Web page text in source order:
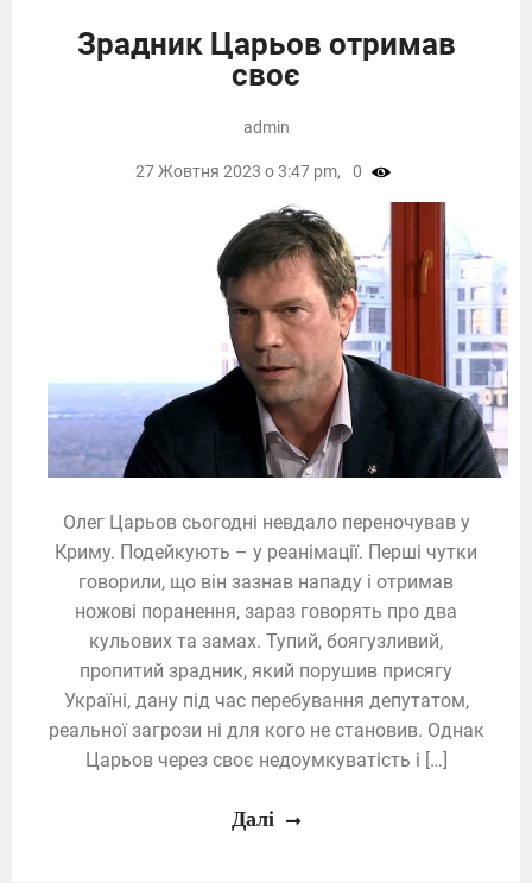
Зрадник Царьов отримав
своє
Олег Царьов сьогодні невдало переночував у
Криму. Подейкують – у реанімації. Перші чутки
говорили, що він зазнав нападу і отримав
ножові поранення, зараз говорять про два
кульових та замах. Тупий, боягузливий,
пропитий зрадник, який порушив присягу
Україні, дану під час перебування депутатом,
реальної загрози ні для кого не становив. Однак
Царьов через своє недоумкуватість і […]
admin
27 Жовтня 2023 о 3:47 pm, 0
Далі